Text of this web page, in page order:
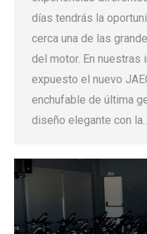
días tendrás la
cerca una de las
del motor. En
expuesto el nuevo
enchufable de última
diseño elegante con